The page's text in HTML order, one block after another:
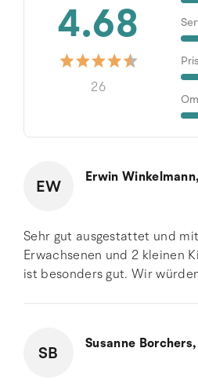
4.68
26
Pris
EW Erwin Winkelmann,
Sehr gut ausgestattet und
Erwachsenen und 2 kleinen
ist besonders gut. Wir
SB Susanne Borchers,